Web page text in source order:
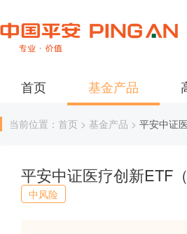
首页 基金产品
当前位置：首页 > 基金产品 > 平安中证
平安中证医疗创新ETF
中风险